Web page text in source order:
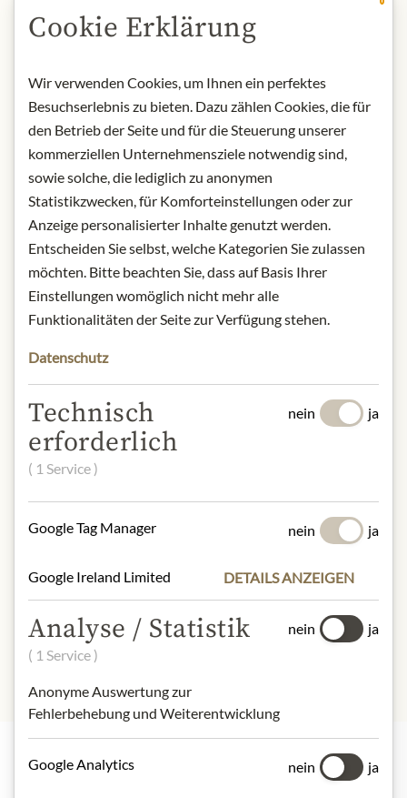
In den Warenkorb
Art.Nr.:448310#1.000
BESCHREIBUNG
Produktname: Waldhonig-Spender -
Aufbewahrung: Kühl, trocken und vor
Licht geschützt lagern.
Kontakt: Imkerei Steinzer/
Ohrenschall 6/ 4673 Gaspoltshofen,
* Wir bitten um Verständnis, dass das
Produktdesign von der Abbildung
100% Waldhonig
Highlights aus unserem Sortiment
Cookie Erklärung
Wir verwenden Cookies, um Ihnen ein perfektes
Besuchserlebnis zu bieten. Dazu zählen Cookies, die für
den Betrieb der Seite und für die Steuerung unserer
kommerziellen Unternehmensziele notwendig sind,
sowie solche, die lediglich zu anonymen
Statistikzwecken, für Komforteinstellungen oder zur
Anzeige personalisierter Inhalte genutzt werden.
Entscheiden Sie selbst, welche Kategorien Sie zulassen
möchten. Bitte beachten Sie, dass auf Basis Ihrer
Einstellungen womöglich nicht mehr alle
Funktionalitäten der Seite zur Verfügung stehen.
Datenschutz
Technisch
erforderlich
( 1 Service )
nein ja
Google Tag Manager nein ja
Google Ireland Limited DETAILS ANZEIGEN
Analyse / Statistik
( 1 Service )
Anonyme Auswertung zur
Fehlerbehebung und Weiterentwicklung
nein ja
Google Analytics nein ja